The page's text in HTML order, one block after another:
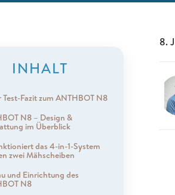
INHALT
Test-Fazit zum ANTHBOT N8
N8 – Design &
im Überblick
das 4-in-1-System
zwei Mähscheiben
und Einrichtung des
N8
8.